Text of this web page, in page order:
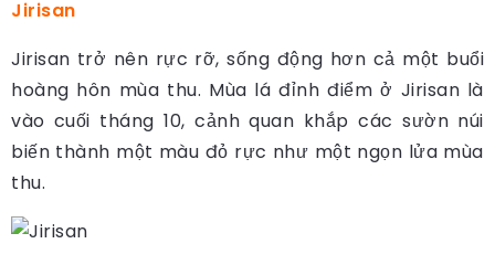
Jirisan
Jirisan trở nên rực rỡ, sống động hơn cả một buổi
hoàng hôn mùa thu. Mùa lá đỉnh điểm ở Jirisan là
vào cuối tháng 10, cảnh quan khắp các sườn núi
biến thành một màu đỏ rực như một ngọn lửa mùa
thu.